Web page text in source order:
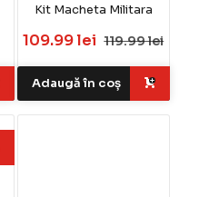
Kit Macheta Militara
109.99 lei 119.99 lei
Adaugă în coș